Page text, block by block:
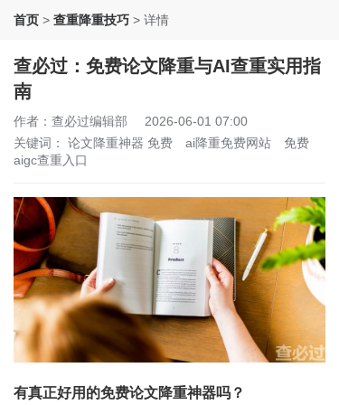
首页 > 查重降重技巧 > 详情
查必过：免费论文降重与AI查重实用指
南
作者：查必过编辑部
2026-06-01 07:00
关键词： 论文降重神器 免费 ai降重免费网站
免费
aigc查重入口
有真正好用的免费论文降重神器吗？